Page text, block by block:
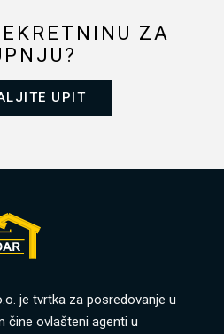
ZA
UPIT
je tvrtka za posredovanje u
čine ovlašteni agenti u